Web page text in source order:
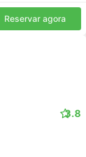
Reservar agora
3.8